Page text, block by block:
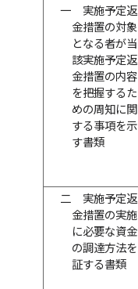
一
実施予定返
金措置の対象
となる者が当
該実施予定返
金措置の内容
を把握するた
めの周知に関
する事項を示
す書類
二
実施予定返
金措置の実施
に必要な資金
の調達方法を
証する書類